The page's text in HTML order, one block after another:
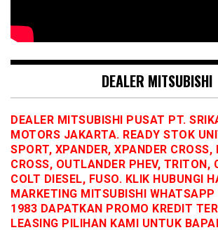
DEALER MITSUBISHI
DEALER MITSUBISHI PUSAT PT.
MOTORS JAKARTA. READY STOK
SPORT, XPANDER, XPANDER CROSS,
CROSS, OUTLANDER PHEV, TRITON,
COLT DIESEL, FUSO. KLIK HUBUNGI
MARKETING MITSUBISHI
1983 DAPATKAN PROMO KREDIT
LEASING PILIHAN KAMI UNTUK